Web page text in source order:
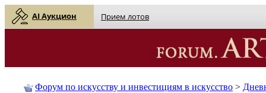
AI Аукцион Прием лотов
Форум по искусству и инвестициям в искусство >